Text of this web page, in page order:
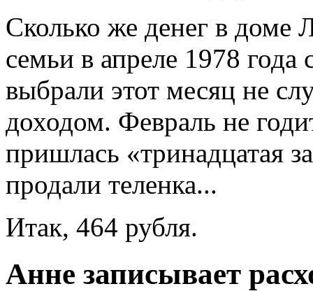
Сколько же денег в доме
семьи в апреле 1978
выбрали этот месяц не
доходом. Февраль не
пришлась «тринадцатая
продали теленка...
Итак, 464 рубля.
Анне записывает